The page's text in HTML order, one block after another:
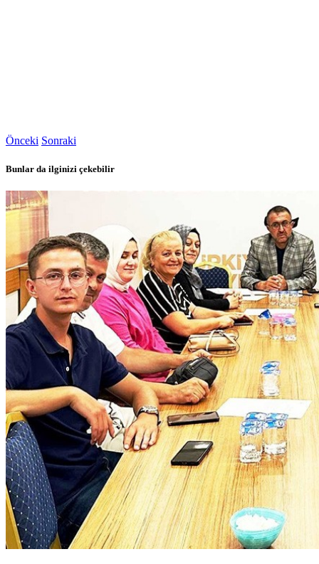
Önceki Sonraki
Bunlar da ilginizi çekebilir